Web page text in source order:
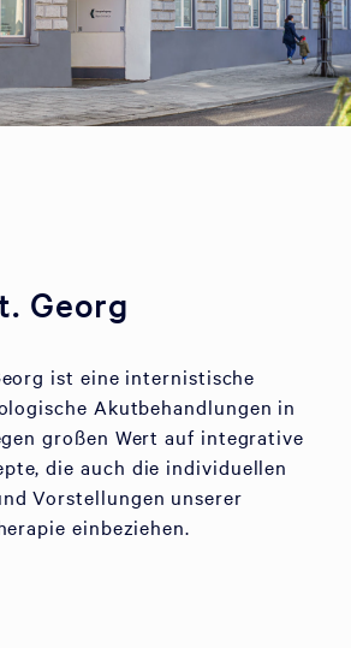
Georg
ist eine internistische
Akutbehandlungen in
großen Wert auf integrative
die auch die individuellen
Vorstellungen unserer
einbeziehen.